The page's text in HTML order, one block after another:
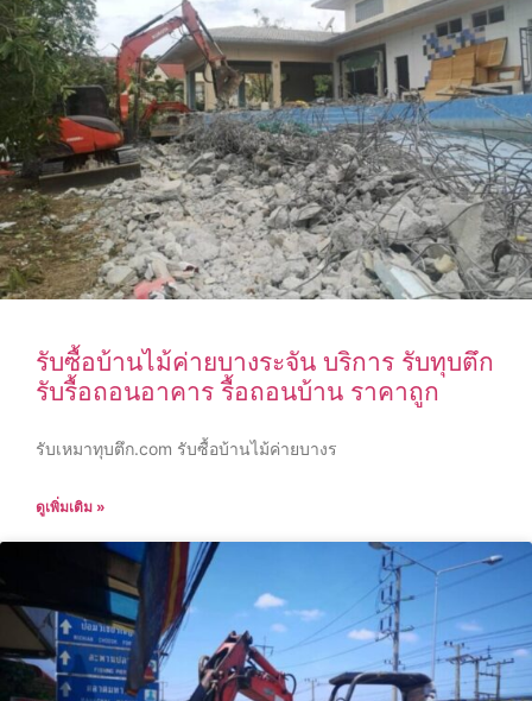
รับซื้อบ้านไม้ค่ายบางระจัน บริการ รับทุบตึก
รับรื้อถอนอาคาร รื้อถอนบ้าน ราคาถูก
รับเหมาทุบตึก.com รับซื้อบ้านไม้ค่ายบางร
ดูเพิ่มเติม »